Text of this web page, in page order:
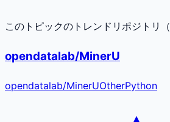
このトピックのトレンドリポジトリ（
opendatalab/MinerU
opendatalab/MinerUOtherPython